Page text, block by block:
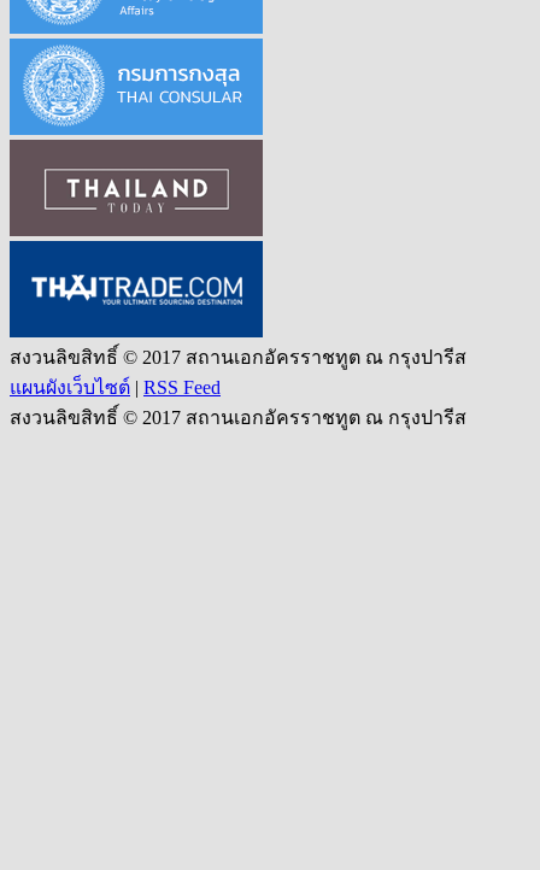
สงวนลิขสิทธิ์ © 2017 สถานเอกอัครราชทูต ณ กรุงปารีส
แผนผังเว็บไซต์ | RSS Feed
สงวนลิขสิทธิ์ © 2017 สถานเอกอัครราชทูต ณ กรุงปารีส